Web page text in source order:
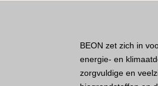
BEON zet zich in
energie- en
zorgvuldige en